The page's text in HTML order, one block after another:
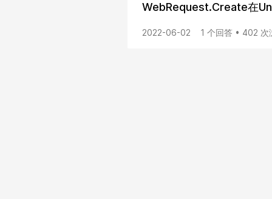
WebRequest.Create在
2022-06-02 1 个回答 • 402 次